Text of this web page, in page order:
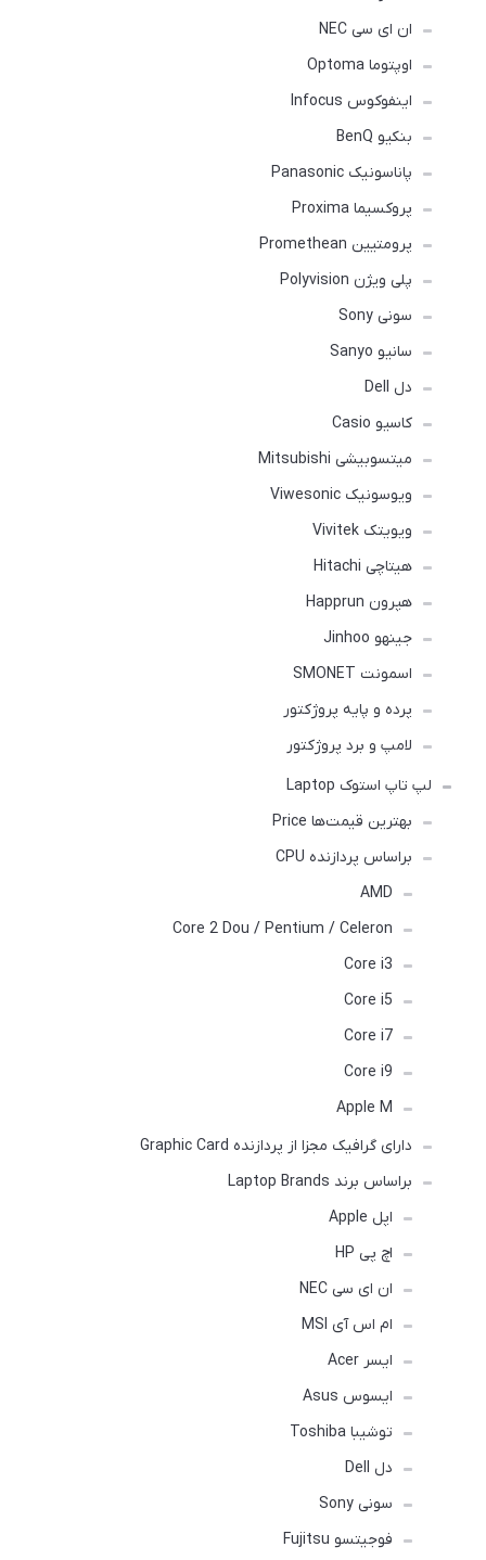
ان ای سی NEC
اوپتوما Optoma
اینفوکوس Infocus
بنکیو BenQ
پاناسونیک Panasonic
پروکسیما Proxima
پرومتیین Promethean
پلی ویژن Polyvision
سونی Sony
سانیو Sanyo
دل Dell
کاسیو Casio
میتسوبیشی Mitsubishi
ویوسونیک Viwesonic
ویویتک Vivitek
هیتاچی Hitachi
هپرون Happrun
جینهو Jinhoo
اسمونت SMONET
پرده و پایه پروژکتور
لامپ و برد پروژکتور
لپ تاپ استوک Laptop
بهترین قیمت‌ها Price
براساس پردازنده CPU
AMD
Core 2 Dou / Pentium / Celeron
Core i3
Core i5
Core i7
Core i9
Apple M
دارای گرافیک مجزا از پردازنده Graphic Card
براساس برند Laptop Brands
اپل Apple
اچ پی HP
ان ای سی NEC
ام اس آی MSI
ایسر Acer
ایسوس Asus
توشیبا Toshiba
دل Dell
سونی Sony
فوجیتسو Fujitsu